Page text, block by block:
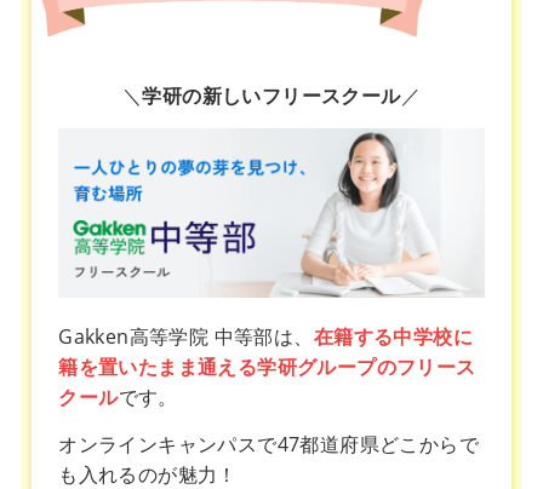
＼学研の新しいフリースクール／
Gakken高等学院 中等部は、 在籍する中学校に
籍を置いたまま通える学研グループのフリース
クールです。
オンラインキャンパスで47都道府県どこからで
も入れるのが魅力！